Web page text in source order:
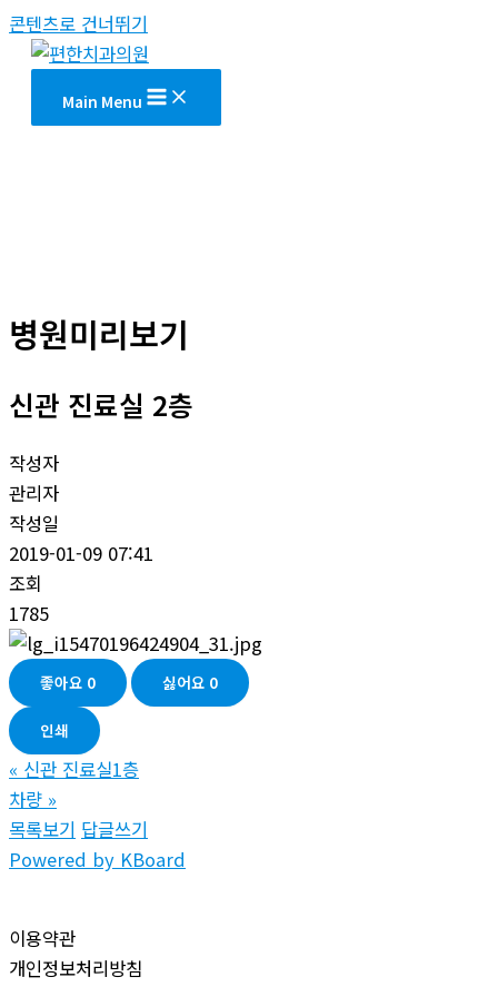
콘텐츠로 건너뛰기
Main Menu
병원미리보기
신관 진료실 2층
작성자
관리자
작성일
2019-01-09 07:41
조회
1785
좋아요 0 싫어요 0
인쇄
« 신관 진료실1층
차량 »
목록보기 답글쓰기
Powered by KBoard
이용약관
개인정보처리방침